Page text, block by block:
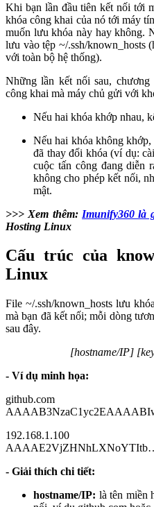
Khi bạn lần đầu tiên kết nối tới
khóa công khai của nó tới máy
muốn lưu khóa này hay không.
lưu vào tệp ~/.ssh/known_hosts
với toàn bộ hệ thống).
Những lần kết nối sau, chương
công khai mà máy chủ gửi với
Nếu hai khóa khớp nhau,
Nếu hai khóa không
đã thay đổi khóa (ví dụ:
cuộc tấn công đang diễn
không cho phép kết nối,
mật.
>>> Xem thêm: Imunify360 là
Hosting Linux
Cấu trúc của
Linux
File ~/.ssh/known_hosts lưu
mà bạn đã kết nối; mỗi dòng
sau đây.
[hostname/IP]
- Ví dụ minh họa:
192.168.1.100
- Giải thích chi tiết:
hostname/IP: là tên miền